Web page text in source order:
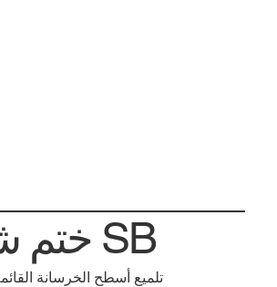
ختم شرطة SB
تلميع أسطح الخرسانة